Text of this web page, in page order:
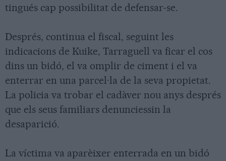
tingués cap possibilitat de defensar-se.
Després, continua el fiscal, seguint les
indicacions de Kuike, Tarraguell va ficar el cos
dins un bidó, el va omplir de ciment i el va
enterrar en una parcel·la de la seva propietat.
La policia va trobar el cadàver nou anys després
que els seus familiars denunciessin la
desaparició.
La víctima va aparèixer enterrada en un bidó